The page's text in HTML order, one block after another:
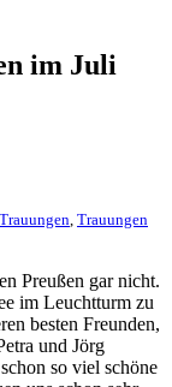
im Juli
Trauungen, Trauungen
Preußen gar nicht.
im Leuchtturm zu
besten Freunden,
und Jörg
so viel schöne